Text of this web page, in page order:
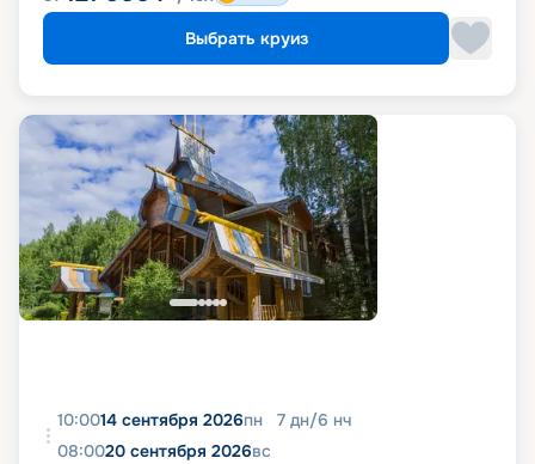
Выбрать круиз
10:0014 сентября 2026пн 7 дн/6 нч
08:0020 сентября 2026вс